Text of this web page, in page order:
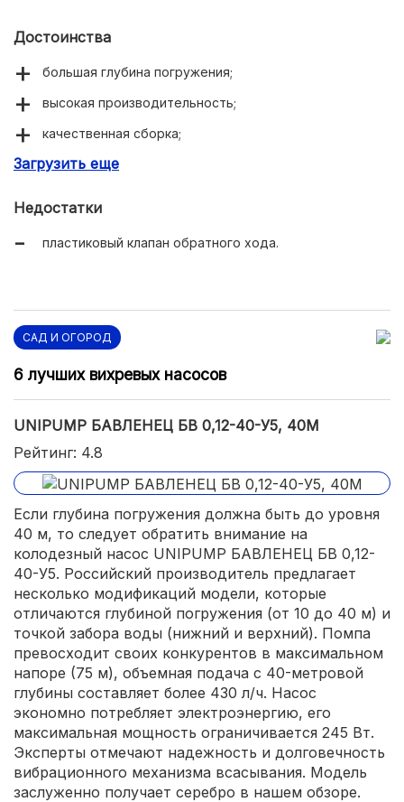
Достоинства
большая глубина погружения;
высокая производительность;
качественная сборка;
тихая работа.
Загрузить еще
Недостатки
пластиковый клапан обратного хода.
САД И ОГОРОД
6 лучших вихревых насосов
UNIPUMP БАВЛЕНЕЦ БВ 0,12-40-У5, 40М
Рейтинг: 4.8
Если глубина погружения должна быть до уровня
40 м, то следует обратить внимание на
колодезный насос UNIPUMP БАВЛЕНЕЦ БВ 0,12-
40-У5. Российский производитель предлагает
несколько модификаций модели, которые
отличаются глубиной погружения (от 10 до 40 м) и
точкой забора воды (нижний и верхний). Помпа
превосходит своих конкурентов в максимальном
напоре (75 м), объемная подача с 40-метровой
глубины составляет более 430 л/ч. Насос
экономно потребляет электроэнергию, его
максимальная мощность ограничивается 245 Вт.
Эксперты отмечают надежность и долговечность
вибрационного механизма всасывания. Модель
заслуженно получает серебро в нашем обзоре.